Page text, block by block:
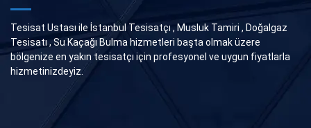
Tesisat Ustası ile İstanbul Tesisatçı , Musluk Tamiri , Doğalgaz
Tesisatı , Su Kaçağı Bulma hizmetleri başta olmak üzere
bölgenize en yakın tesisatçı için profesyonel ve uygun fiyatlarla
hizmetinizdeyiz.